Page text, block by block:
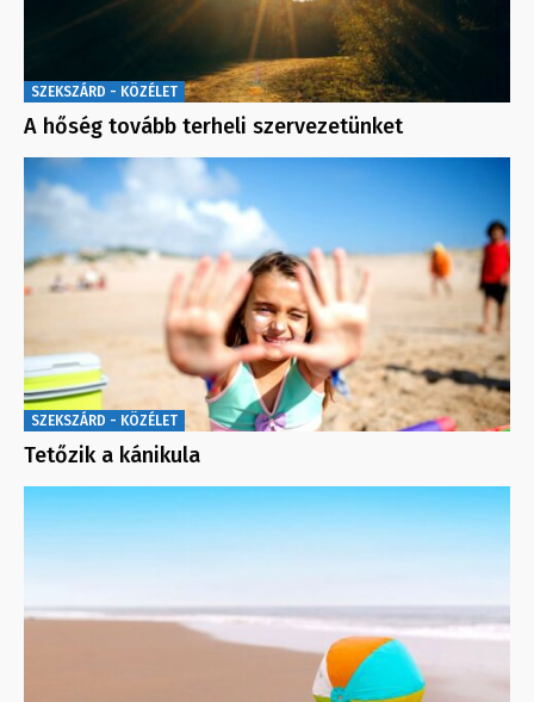
SZEKSZÁRD - KÖZÉLET
A hőség tovább terheli szervezetünket
SZEKSZÁRD - KÖZÉLET
Tetőzik a kánikula